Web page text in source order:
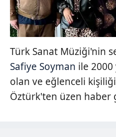
Türk Sanat Müziği'nin
Safiye Soyman ile 2000
olan ve eğlenceli
Öztürk'ten üzen haber